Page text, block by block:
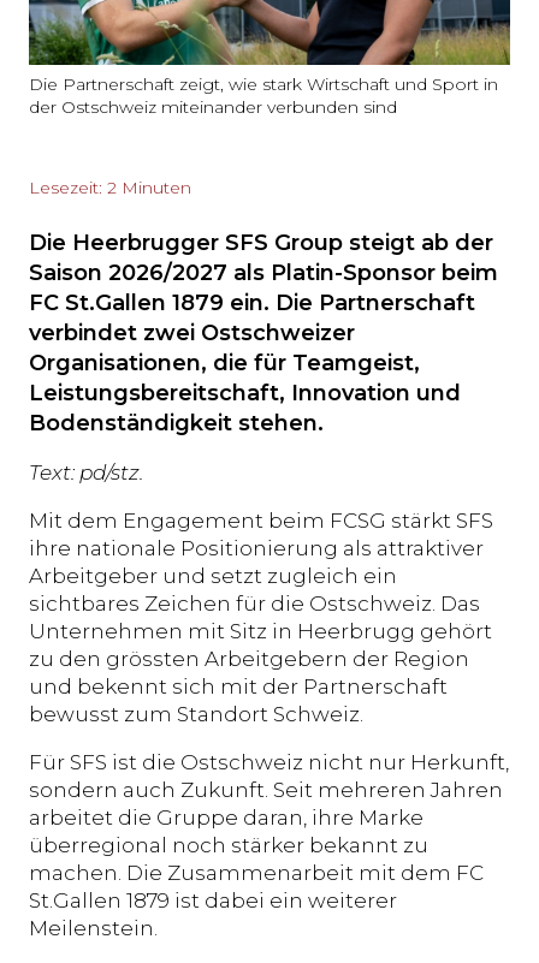
Die Partnerschaft zeigt, wie stark Wirtschaft und Sport in
der Ostschweiz miteinander verbunden sind
Lesezeit: 2 Minuten
Die Heerbrugger SFS Group steigt ab der
Saison 2026/2027 als Platin-Sponsor beim
FC St.Gallen 1879 ein. Die Partnerschaft
verbindet zwei Ostschweizer
Organisationen, die für Teamgeist,
Leistungsbereitschaft, Innovation und
Bodenständigkeit stehen.
Text: pd/stz.
Mit dem Engagement beim FCSG stärkt SFS
ihre nationale Positionierung als attraktiver
Arbeitgeber und setzt zugleich ein
sichtbares Zeichen für die Ostschweiz. Das
Unternehmen mit Sitz in Heerbrugg gehört
zu den grössten Arbeitgebern der Region
und bekennt sich mit der Partnerschaft
bewusst zum Standort Schweiz.
Für SFS ist die Ostschweiz nicht nur Herkunft,
sondern auch Zukunft. Seit mehreren Jahren
arbeitet die Gruppe daran, ihre Marke
überregional noch stärker bekannt zu
machen. Die Zusammenarbeit mit dem FC
St.Gallen 1879 ist dabei ein weiterer
Meilenstein.